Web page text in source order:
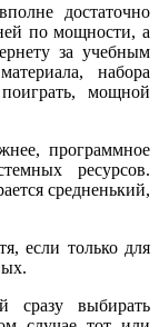
достаточно
по мощности, а
за учебным
набора
мощной
программное
ресурсов.
средненький,
если только для
сразу выбирать